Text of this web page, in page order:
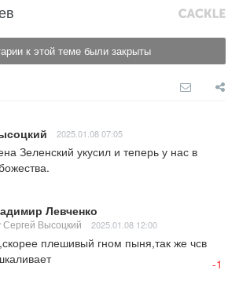
к этой теме были закрыты
2025.01.08 07:05
Зеленский укусил и теперь у нас в
Левченко
Сергей Высоцкий 2025.01.08 12:00
плешивый гном пыня,так же чсв
-1